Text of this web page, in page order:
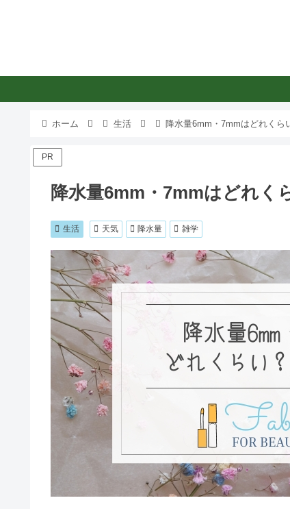
ホーム 生活 降水量6mm・7mmはどれくら
PR
降水量6mm・7mmはどれく
雑学